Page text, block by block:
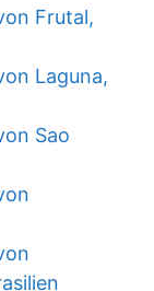
Frutal,
Laguna,
Sao